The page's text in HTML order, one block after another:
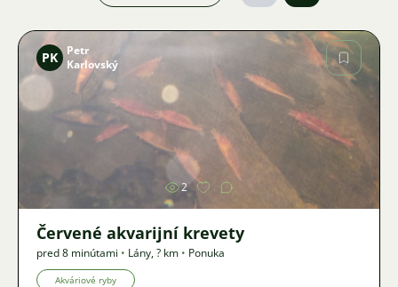
Obrázok
PK
Petr
Karlovský
2
Červené akvarijní krevety
pred 8 minútami • Lány,? km • Ponuka
Akváriové ryby